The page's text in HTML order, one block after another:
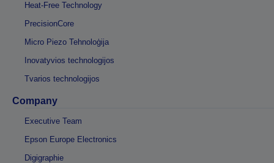
Heat-Free Technology
PrecisionCore
Micro Piezo Tehnoloģija
Inovatyvios technologijos
Tvarios technologijos
Company
Executive Team
Epson Europe Electronics
Digigraphie